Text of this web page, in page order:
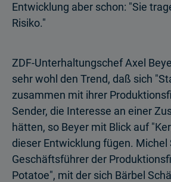
Entwicklung aber schon: "Sie
Risiko."
ZDF-Unterhaltungschef Axel
sehr wohl den Trend, daß sich
zusammen mit ihrer
Sender, die Interesse an einer
hätten, so Beyer mit Blick auf
dieser Entwicklung fügen. Michel
Geschäftsführer der
Potatoe", mit der sich Bärbel